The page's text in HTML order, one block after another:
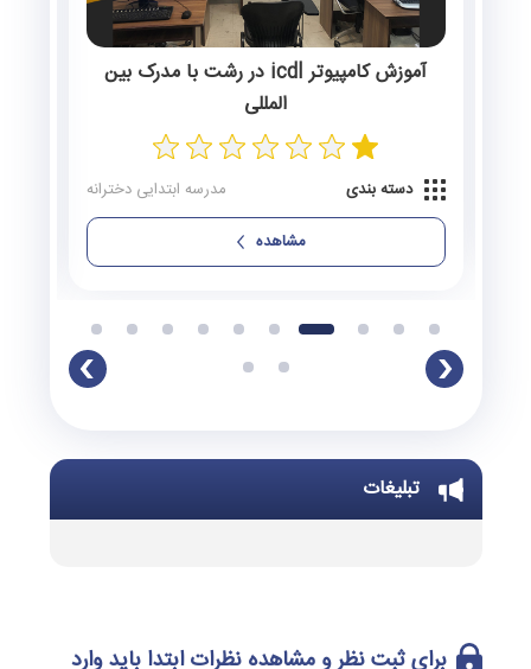
آموزش کامپیوتر icdl در رشت با مدرک بین
المللی
دسته بندی
مدرسه ابتدایی دخترانه
مشاهده
تبلیغات
برای ثبت نظر و مشاهده نظرات ابتدا باید وارد